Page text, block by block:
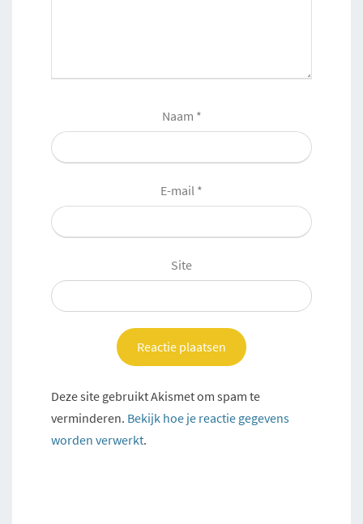
Naam *
E-mail *
Site
Deze site gebruikt Akismet om spam te
verminderen. Bekijk hoe je reactie gegevens
worden verwerkt.